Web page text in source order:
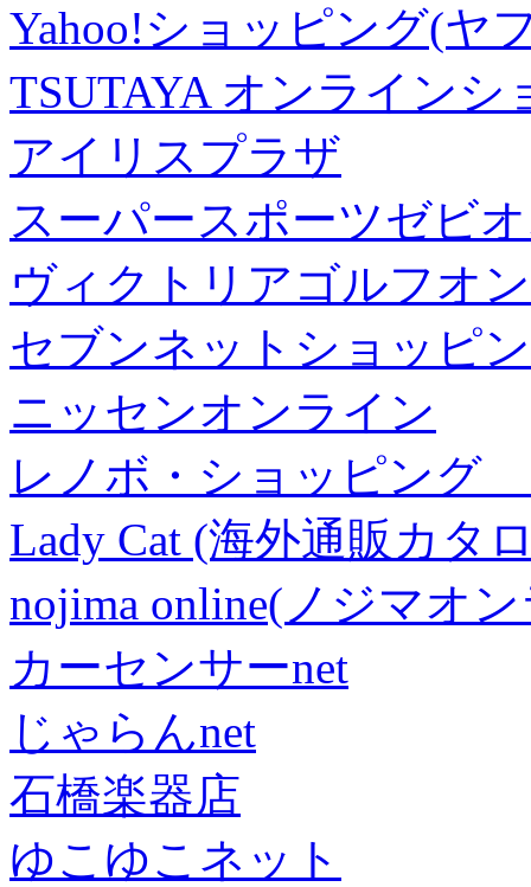
Yahoo!ショッピング(ヤ
TSUTAYA オンラインシ
アイリスプラザ
スーパースポーツゼビ
ヴィクトリアゴルフオ
セブンネットショッピ
ニッセンオンライン
レノボ・ショッピング
Lady Cat (海外通販カタ
nojima online(ノジマオ
カーセンサーnet
じゃらんnet
石橋楽器店
ゆこゆこネット